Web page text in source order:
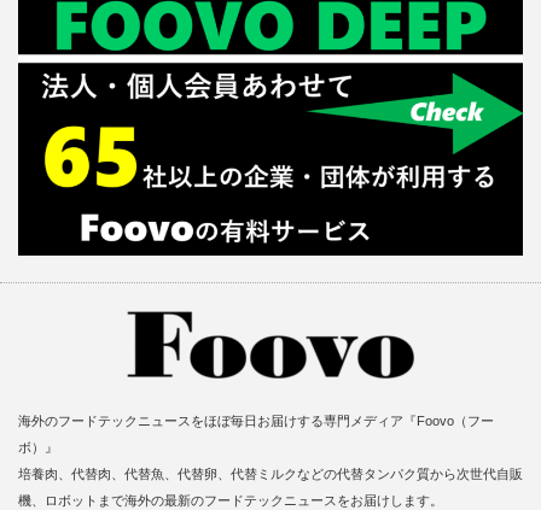
海外のフードテックニュースをほぼ毎日お届けする専門メディア『Foovo（フー
ボ）』
培養肉、代替肉、代替魚、代替卵、代替ミルクなどの代替タンパク質から次世代自販
機、ロボットまで海外の最新のフードテックニュースをお届けします。